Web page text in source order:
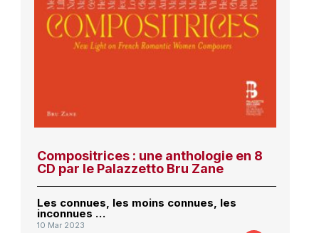
Compositrices : une anthologie en 8
CD par le Palazzetto Bru Zane
Les connues, les moins connues, les
inconnues …
10 Mar 2023